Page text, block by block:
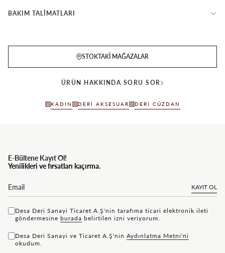
BAKIM TALİMATLARI
STOKTAKI MAĞAZALAR
ÜRÜN HAKKINDA SORU SOR
KADIN DERI AKSESUAR DERI CÜZDAN
E-Bültene Kayıt Ol!
Yenilikleri ve fırsatları kaçırma.
KAYIT OL
Desa Deri Sanayi Ticaret A.Ş'nin tarafıma ticari elektronik ileti
göndermesine bu rada belirtilen izni veriyorum.
Desa Deri Sanayi ve Ticaret A.Ş'nin Aydınlatma Metni'ni
okudum.